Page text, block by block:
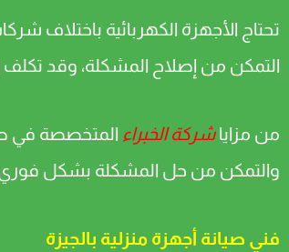
تحتاج الأجهزة الكهربائية باختلاف
التمكن من إصلاح المشكلة، وقد تكلف
من مزاياشركة الخبراء المتخصصة في
والتمكن من حل المشكلة بشكل فوري
فني صيانة أجهزة منزلية بالجيزة